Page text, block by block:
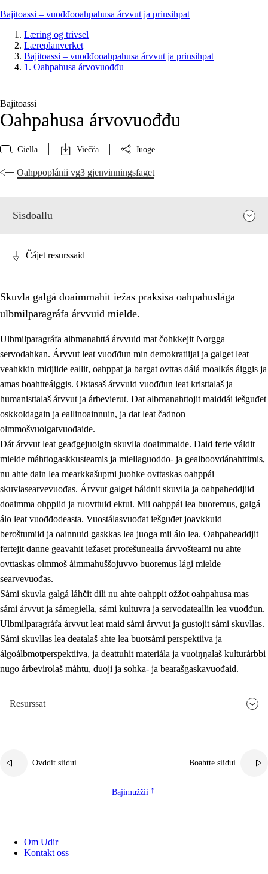
Bajitoassi – vuođđooahpahusa árvvut ja prinsihpat
Læring og trivsel
Læreplanverket
Bajitoassi – vuođđooahpahusa árvvut ja prinsihpat
1. Oahpahusa árvovuođđu
Bajitoassi
Oahpahusa árvovuođđu
Giella Viečča Juoge
Oahppoplánii vg3 gjenvinningsfaget
Sisdoallu
1. Oahpahusa árvovuođđu
1.1 Olmmošárvu
1.2 Identitehta ja kultuvrralaš girjáivuohta
1.3 Kritihkalaš jurddašeapmi ja ehtalaš diđolašvuohta
1.4 Hutkanillu, beroštupmi ja suokkardanhuovva
1.5 Luondduákten ja birasdiđolašvuohta
1.6 Demokratiija ja mielváikkuheapmi
Čájet resurssaid
Skuvla galgá doaimmahit iežas praksisa oahpahuslága
ulbmilparagráfa árvvuid mielde.
Ulbmilparagráfa albmanahttá árvvuid mat čohkkejit Norgga
servodahkan. Árvvut leat vuođđun min demokratiijai ja galget leat
veahkkin midjiide eallit, oahppat ja bargat ovttas dálá moalkás áiggis ja
amas boahtteáiggis. Oktasaš árvvuid vuođđun leat kristtalaš ja
humanisttalaš árvvut ja árbevierut. Dat albmanahttojit maiddái iešguđet
oskkoldagain ja eallinoainnuin, ja dat leat čadnon
olmmošvuoigatvuođaide.
Dát árvvut leat geađgejuolgin skuvlla doaimmaide. Daid ferte váldit
mielde máhttogaskkusteamis ja miellaguoddo- ja gealboovdánahttimis,
nu ahte dain lea mearkkašupmi juohke ovttaskas oahppái
skuvlasearvevuođas. Árvvut galget báidnit skuvlla ja oahpaheddjiid
doaimma ohppiid ja ruovttuid ektui. Mii oahppái lea buoremus, galgá
álo leat vuođđodeasta. Vuostálasvuođat iešguđet joavkkuid
beroštumiid ja oainnuid gaskkas lea juoga mii álo lea. Oahpaheaddjit
fertejit danne geavahit iežaset profešunealla árvvošteami nu ahte
ovttaskas olmmoš áimmahuššojuvvo buoremus lági mielde
searvevuođas.
Sámi skuvla galgá láhčit dili nu ahte oahppit ožžot oahpahusa mas
sámi árvvut ja sámegiella, sámi kultuvra ja servodateallin lea vuođđun.
Ulbmilparagráfa árvvut leat maid sámi árvvut ja gustojit sámi skuvllas.
Sámi skuvllas lea deaŧalaš ahte lea buotsámi perspektiiva ja
álgoálbmotperspektiiva, ja deattuhit materiála ja vuoiŋŋalaš kulturárbbi
nugo árbevirolaš máhtu, duoji ja sohka- ja bearašgaskavuođaid.
Resurssat
Ovddit siidui Boahtte siidui
Bajimužžii
Om Udir
Kontakt oss